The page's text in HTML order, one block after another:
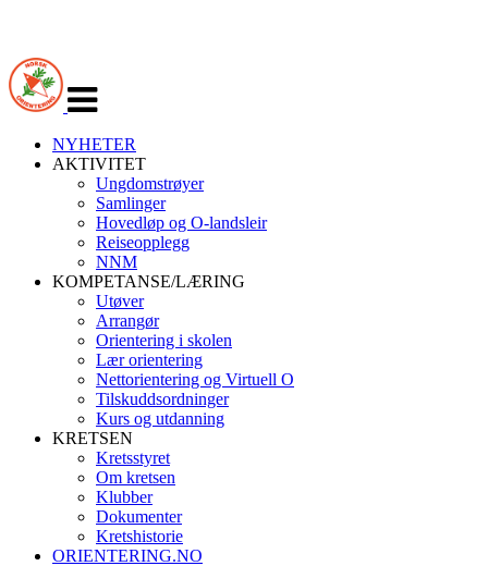
navigasjon
NYHETER
AKTIVITET
Ungdomstrøyer
Samlinger
Hovedløp og O-landsleir
Reiseopplegg
NNM
KOMPETANSE/LÆRING
Utøver
Arrangør
Orientering i skolen
Lær orientering
Nettorientering og Virtuell O
Tilskuddsordninger
Kurs og utdanning
KRETSEN
Kretsstyret
Om kretsen
Klubber
Dokumenter
Kretshistorie
ORIENTERING.NO